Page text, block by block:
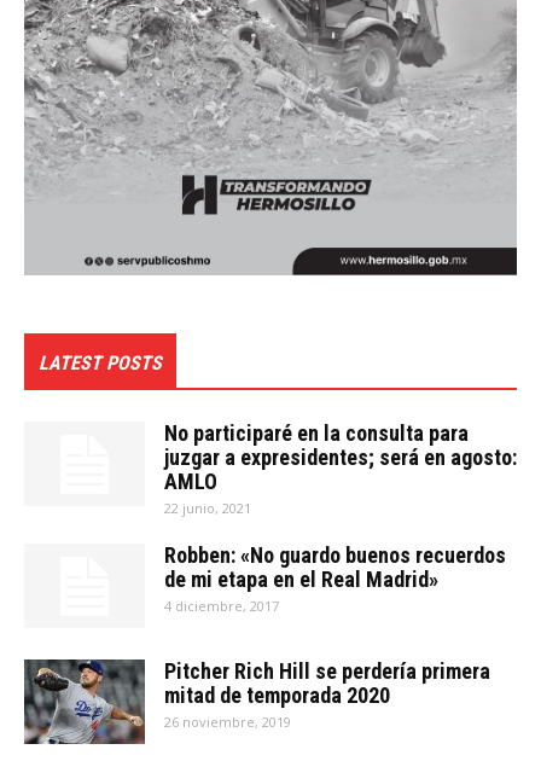
LATEST POSTS
No participaré en la consulta para
juzgar a expresidentes; será en agosto:
AMLO
22 junio, 2021
Robben: «No guardo buenos recuerdos
de mi etapa en el Real Madrid»
4 diciembre, 2017
Pitcher Rich Hill se perdería primera
mitad de temporada 2020
26 noviembre, 2019